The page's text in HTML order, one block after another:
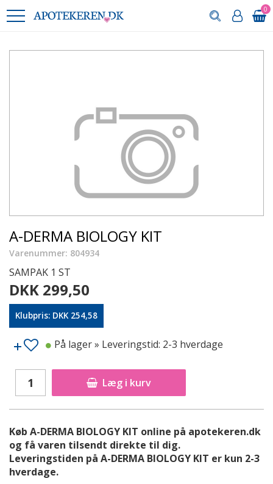
0
A-DERMA BIOLOGY KIT
Varenummer: 804934
SAMPAK 1 ST
DKK 299,50
Klubpris: DKK 254,58
Læg i kurv
På lager» Leveringstid: 2-3 hverdage
Køb A-DERMA BIOLOGY KIT online på apotekeren.dk
og få varen tilsendt direkte til dig.
Leveringstiden på A-DERMA BIOLOGY KIT er kun 2-3
hverdage.